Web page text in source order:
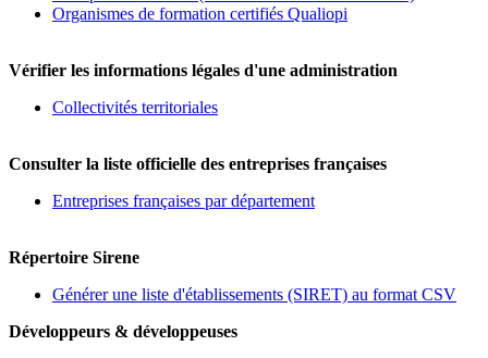
Organismes de formation certifiés Qualiopi
Vérifier les informations légales d'une administration
Collectivités territoriales
Consulter la liste officielle des entreprises françaises
Entreprises françaises par département
Répertoire Sirene
Générer une liste d'établissements (SIRET) au format CSV
Développeurs & développeuses